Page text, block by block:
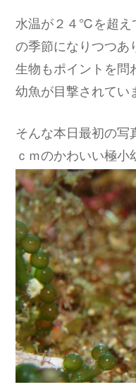
水温が２４℃を超え
の季節になりつつあ
生物もポイントを問
幼魚が目撃されてい
そんな本日最初の写
ｃｍのかわいい極小